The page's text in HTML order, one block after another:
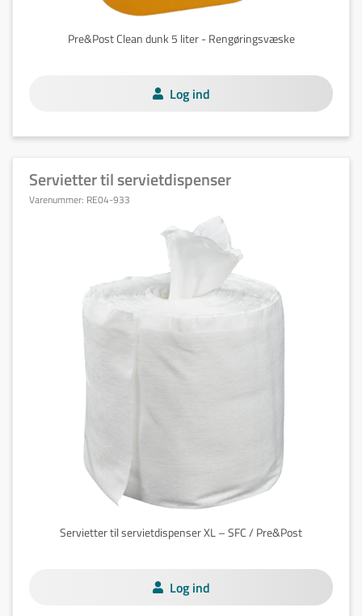
Pre&Post Clean dunk 5 liter - Rengøringsvæske
Log ind
Servietter til servietdispenser
Varenummer: RE04-933
Servietter til servietdispenser XL – SFC / Pre&Post
Log ind